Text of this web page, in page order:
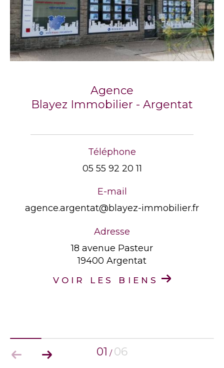
Agence
Blayez Immobilier - Argentat
Téléphone
05 55 92 20 11
E-mail
agence.argentat@blayez-immobilier.fr
Adresse
18 avenue Pasteur
19400 Argentat
VOIR LES BIENS
01 / 06